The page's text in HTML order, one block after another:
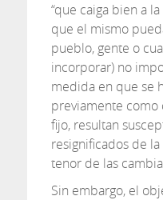
“que caiga bien a
que el mismo
pueblo, gente o
incorporar) no
medida en que se
previamente
fijo, resultan
resignificados de
tenor de las
Sin embargo, el